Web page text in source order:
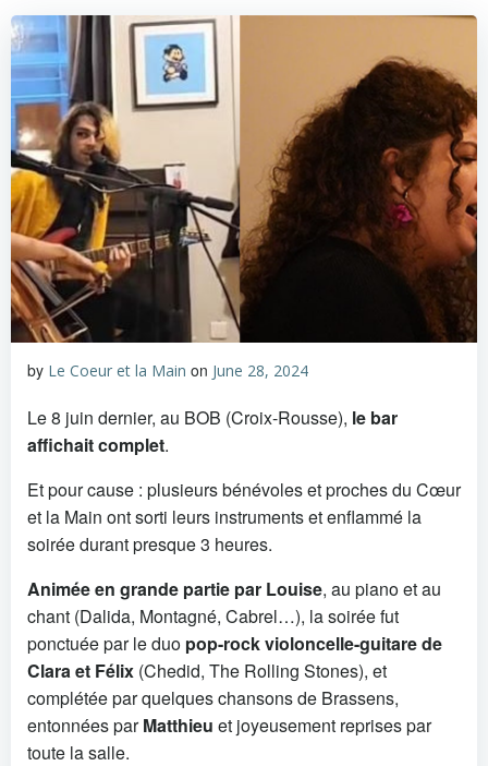
by Le Coeur et la Main on June 28, 2024
Le 8 juin dernier, au BOB (Croix-Rousse), le bar
affichait complet.
Et pour cause : plusieurs bénévoles et proches du Cœur
et la Main ont sorti leurs instruments et enflammé la
soirée durant presque 3 heures.
Animée en grande partie par Louise, au piano et au
chant (Dalida, Montagné, Cabrel…), la soirée fut
ponctuée par le duo pop-rock violoncelle-guitare de
Clara et Félix (Chedid, The Rolling Stones), et
complétée par quelques chansons de Brassens,
entonnées parMatthieu et joyeusement reprises par
toute la salle.